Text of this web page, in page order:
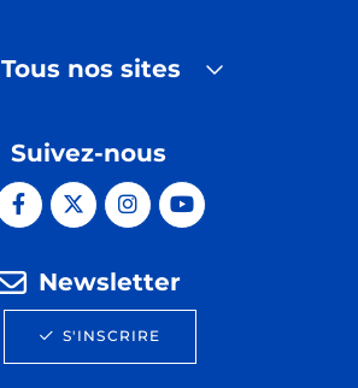
Tous nos sites
Suivez-nous
Newsletter
S'INSCRIRE